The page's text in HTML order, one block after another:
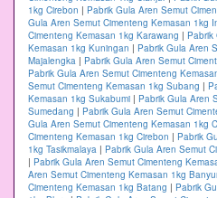
1kg Cirebon | Pabrik Gula Aren Semut
Gula Aren Semut Cimenteng Kemasan 1kg
Cimenteng Kemasan 1kg Karawang | Pabrik
Kemasan 1kg Kuningan | Pabrik Gula Aren
Majalengka | Pabrik Gula Aren Semut
Pabrik Gula Aren Semut Cimenteng
Semut Cimenteng Kemasan 1kg Subang |
Kemasan 1kg Sukabumi | Pabrik Gula Aren
Sumedang | Pabrik Gula Aren Semut
Gula Aren Semut Cimenteng Kemasan 1kg
Cimenteng Kemasan 1kg Cirebon | Pabrik
1kg Tasikmalaya | Pabrik Gula Aren Semut
| Pabrik Gula Aren Semut Cimenteng
Aren Semut Cimenteng Kemasan 1kg
Cimenteng Kemasan 1kg Batang | Pabrik